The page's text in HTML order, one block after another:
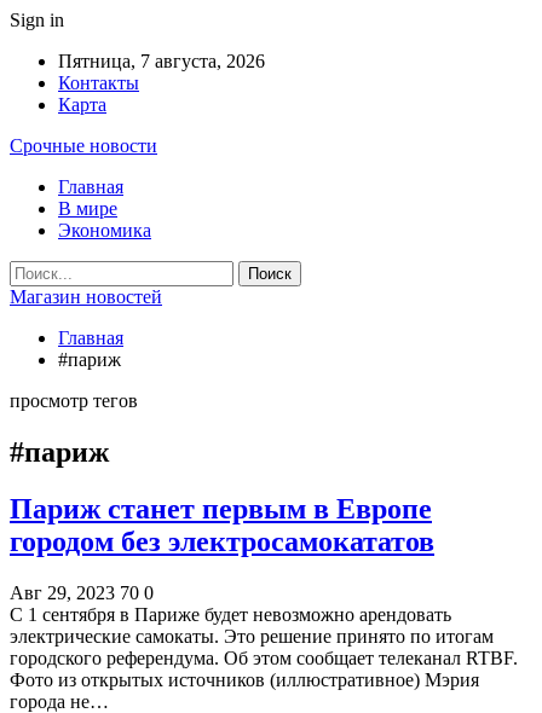
Sign in
Пятница, 7 августа, 2026
Контакты
Карта
Срочные новости
Главная
В мире
Экономика
Магазин новостей
Главная
#париж
просмотр тегов
#париж
Париж станет первым в Европе
городом без электросамокататов
Авг 29, 2023 70 0
С 1 сентября в Париже будет невозможно арендовать
электрические самокаты. Это решение принято по итогам
городского референдума. Об этом сообщает телеканал RTBF.
Фото из открытых источников (иллюстративное) Мэрия
города не…